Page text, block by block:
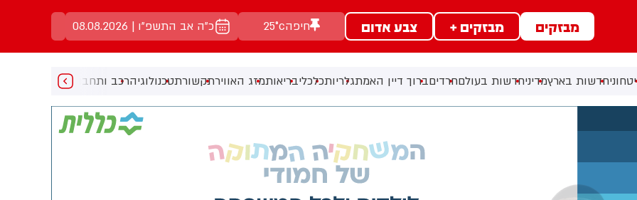
מבזקים מבזקים + צבע אדום חיפה25°c כ"ה אב התשפ"ו | 08.08.2026
חדשות בארץמדיניחדשות בעולםחרדיםברוך דיין האמתגלריותכלכליבריאותמזג האווירתקשורתטכנולוגיהרכב ותחבורהמעניין